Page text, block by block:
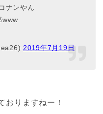
ナンやん
www
2019年7月19日
おりますねー！